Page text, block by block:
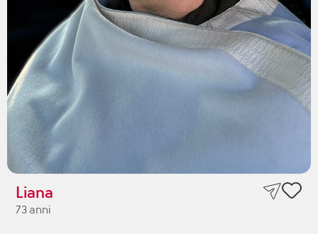
Liana
73 anni